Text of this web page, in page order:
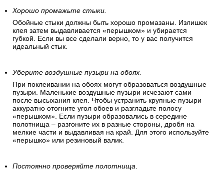
Хорошо промажьте стыки.
Обойные стыки должны быть хорошо промазаны. Излишек
клея затем выдавливается «перышком» и убирается
губкой. Если вы все сделали верно, то у вас получится
идеальный стык.
Уберите воздушные пузыри на обоях.
При поклеивании на обоях могут образоваться воздушные
пузыри. Маленькие воздушные пузыри исчезают сами
после высыхания клея. Чтобы устранить крупные пузыри
аккуратно отогните угол обоев и разгладьте полосу
«перышком». Если пузыри образовались в середине
полотнища – разгоните их в разные стороны, дробя на
мелкие части и выдавливая на край. Для этого используйте
«перышко» или резиновый валик.
Постоянно проверяйте полотнища.